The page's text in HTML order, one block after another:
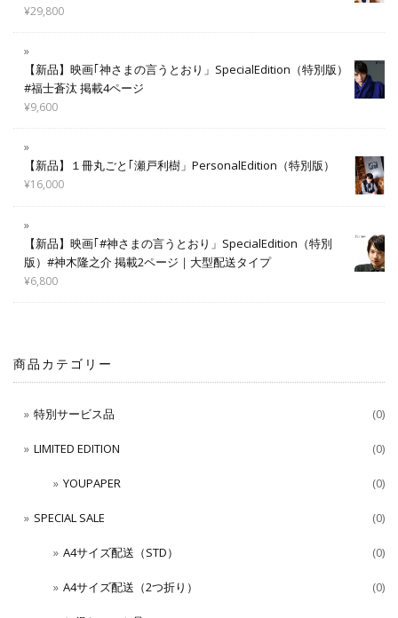
¥29,800
【新品】映画｢神さまの言うとおり」SpecialEdition（特別版）
#福士蒼汰 掲載4ページ
¥9,600
【新品】１冊丸ごと｢瀬戸利樹」PersonalEdition（特別版）
¥16,000
【新品】映画｢#神さまの言うとおり」SpecialEdition（特別
版）#神木隆之介 掲載2ページ｜大型配送タイプ
¥6,800
商品カテゴリー
特別サービス品 (0)
LIMITED EDITION (0)
YOUPAPER (0)
SPECIAL SALE (0)
A4サイズ配送（STD） (0)
A4サイズ配送（2つ折り） (0)